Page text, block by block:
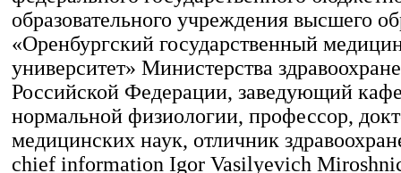
образовательного учреждения высшего
«Оренбургский государственный
университет» Министерства
Российской Федерации, заведующий
нормальной физиологии, профессор,
медицинских наук, отличник
chief information Igor Vasilyevich